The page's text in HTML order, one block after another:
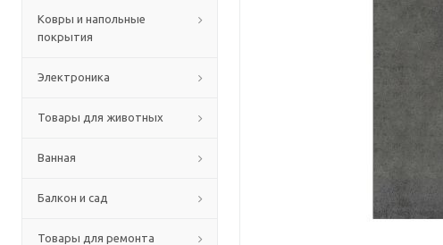
Ковры и напольные
покрытия
Электроника
Товары для животных
Ванная
Балкон и сад
Товары для ремонта